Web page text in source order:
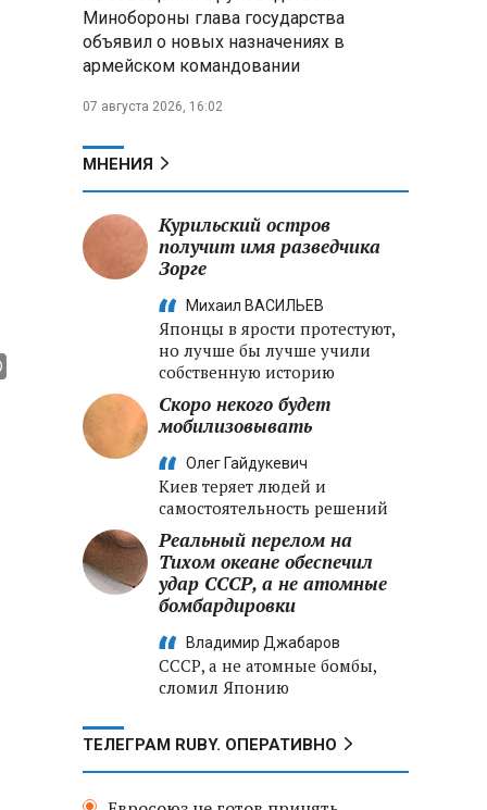
Хотите «собирать сливки» в
городах — отвечайте и за
отдалённые деревни
Минобороны РФ: установлен
Харьковской области
криптообменников в «Москва-
Сити», через которую
украинские call-центры
Минобороны глава государства
объявил о новых назначениях в
армейском командовании
07 августа 2026, 16:02
МНЕНИЯ
Курильский остров
получит имя разведчика
Зорге
Михаил ВАСИЛЬЕВ
Японцы в ярости протестуют,
но лучше бы лучше учили
собственную историю
Скоро некого будет
мобилизовывать
Олег Гайдукевич
Киев теряет людей и
самостоятельность решений
Реальный перелом на
Тихом океане обеспечил
удар СССР, а не атомные
бомбардировки
Владимир Джабаров
СССР, а не атомные бомбы,
сломил Японию
ТЕЛЕГРАМ RUBY. ОПЕРАТИВНО